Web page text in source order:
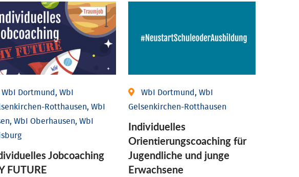
WbI Dortmund, WbI
Rotthausen, WbI
WbI Oberhausen, WbI
Jobcoaching
FUTURE
WbI Dortmund, WbI
Gelsenkirchen-Rotthausen
Individuelles
Orientierungscoaching für
Jugendliche und junge
Erwachsene